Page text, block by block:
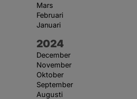
Mars
Februari
Januari
År:
2024
December
November
Oktober
September
Augusti